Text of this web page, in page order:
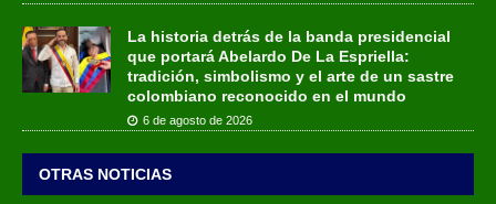
La historia detrás de la banda presidencial
que portará Abelardo De La Espriella:
tradición, simbolismo y el arte de un sastre
colombiano reconocido en el mundo
6 de agosto de 2026
OTRAS NOTICIAS